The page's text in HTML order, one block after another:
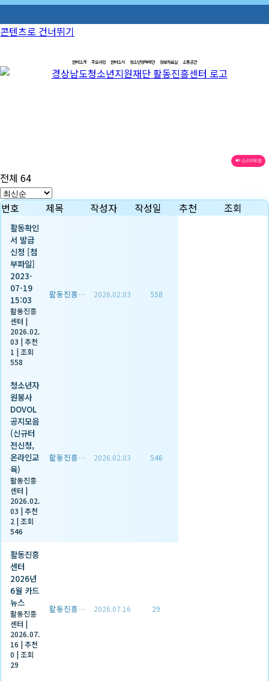
콘텐츠로 건너뛰기
센터소개 주요사업 센터소식 청소년정책제안 정보자료실 소통공간
🔊 소리/재생
전체 64
번호 제목 작성자 작성일 추천 조회
활동확인
서 발급
신청 [첨
부파일]
2023-
07-19
15:03
활동진흥
센터 |
2026.02.
03 |추천
1 |조회
558
활동진흥센터 2026.02.03 558
청소년자
원봉사
DOVOL
공지모음
(신규터
전신청,
온라인교
육)
활동진흥
센터 |
2026.02.
03 |추천
2 |조회
546
활동진흥센터 2026.02.03 546
활동진흥
센터
2026년
6월 카드
뉴스
활동진흥
센터 |
2026.07.
16 |추천
0 |조회
29
활동진흥센터 2026.07.16 29